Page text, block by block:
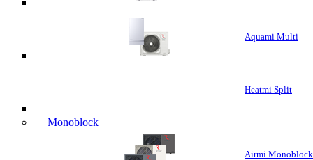
Aquami Multi
Heatmi Split
Monoblock
Airmi Monoblock